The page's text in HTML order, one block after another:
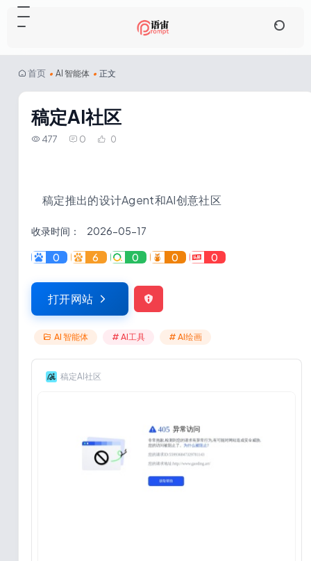
首页 • AI 智能体 • 正文
稿定AI社区
477 0 0
稿定推出的设计Agent和AI创意社区
收录时间： 2026-05-17
0 6 0 0 0
打开网站
AI 智能体 # AI工具 # AI绘画
稿定AI社区